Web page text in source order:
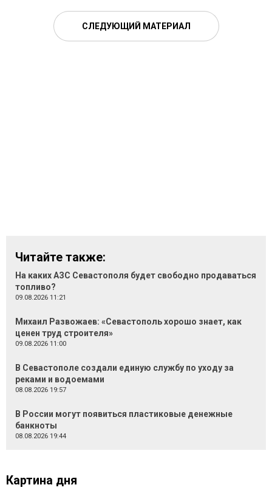
СЛЕДУЮЩИЙ МАТЕРИАЛ
Читайте также:
На каких АЗС Севастополя будет свободно продаваться
топливо?
09.08.2026 11:21
Михаил Развожаев: «Севастополь хорошо знает, как
ценен труд строителя»
09.08.2026 11:00
В Севастополе создали единую службу по уходу за
реками и водоемами
08.08.2026 19:57
В России могут появиться пластиковые денежные
банкноты
08.08.2026 19:44
Картина дня